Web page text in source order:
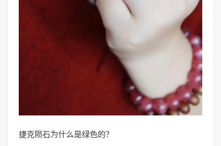
捷克陨石为什么是绿色的？